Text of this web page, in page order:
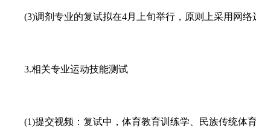
(3)调剂专业的复试拟在4月上旬举行，原则上采用网络
3.相关专业运动技能测试
(1)提交视频：复试中，体育教育训练学、民族传统体育